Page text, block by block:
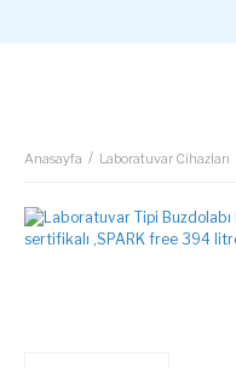
Anasayfa Laboratuvar Cihazları